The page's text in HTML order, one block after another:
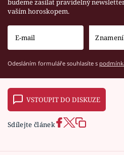
budeme zasílat pravidelný
vaším horoskopem.
Odesláním formuláře souhlasíte s
VSTOUPIT DO DISKUZE
Sdílejte článek